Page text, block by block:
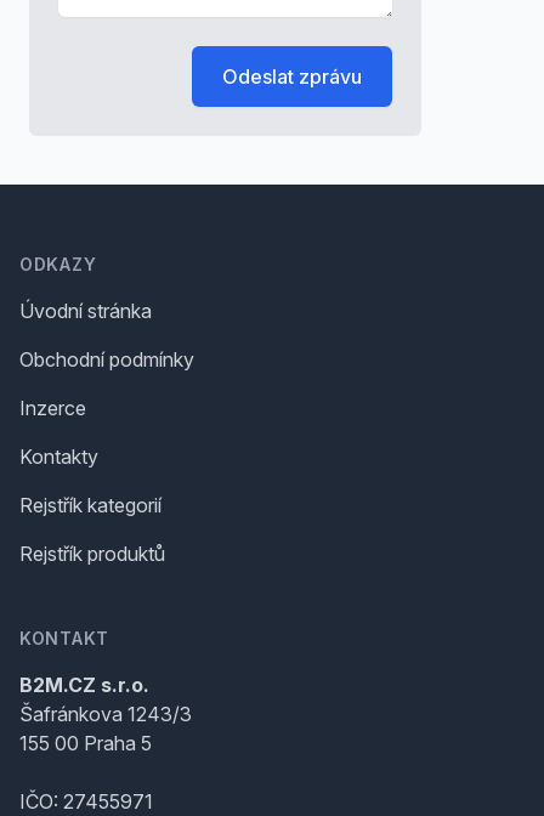
Odeslat zprávu
ODKAZY
Úvodní stránka
Obchodní podmínky
Inzerce
Kontakty
Rejstřík kategorií
Rejstřík produktů
KONTAKT
B2M.CZ s.r.o.
Šafránkova 1243/3
155 00 Praha 5
IČO: 27455971